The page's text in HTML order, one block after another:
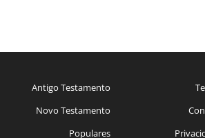
Antigo Testamento
Novo Testamento
Populares